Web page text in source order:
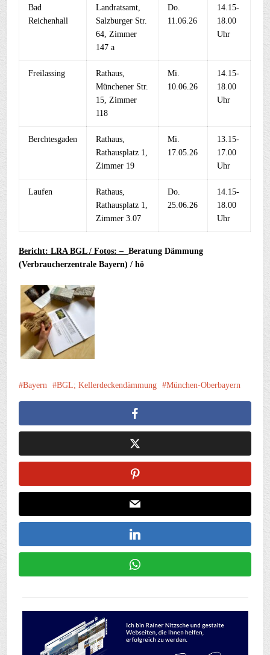
Bad
Reichenhall
Landratsamt,
Salzburger Str.
64, Zimmer
147 a
Do.
11.06.26
14.15-
18.00
Uhr
Freilassing
Rathaus,
Münchener Str.
15, Zimmer
118
Mi.
10.06.26
14.15-
18.00
Uhr
Berchtesgaden
Rathaus,
Rathausplatz 1,
Zimmer 19
Mi.
17.05.26
13.15-
17.00
Uhr
Laufen
Rathaus,
Rathausplatz 1,
Zimmer 3.07
Do.
25.06.26
14.15-
18.00
Uhr
Bericht: LRA BGL / Fotos: –Beratung Dämmung
(Verbraucherzentrale Bayern) / hö
Bayern BGL; Kellerdeckendämmung München-Oberbayern